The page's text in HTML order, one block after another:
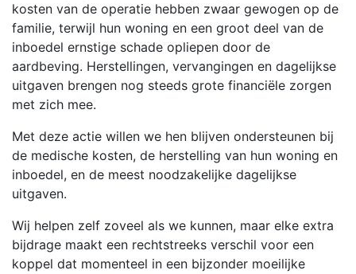
kosten van de operatie hebben zwaar gewogen op de
familie, terwijl hun woning en een groot deel van de
inboedel ernstige schade opliepen door de
aardbeving. Herstellingen, vervangingen en dagelijkse
uitgaven brengen nog steeds grote financiële zorgen
met zich mee.
Met deze actie willen we hen blijven ondersteunen bij
de medische kosten, de herstelling van hun woning en
inboedel, en de meest noodzakelijke dagelijkse
uitgaven.
Wij helpen zelf zoveel als we kunnen, maar elke extra
bijdrage maakt een rechtstreeks verschil voor een
koppel dat momenteel in een bijzonder moeilijke